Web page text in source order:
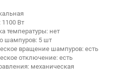
Вт
температуры: нет
шампуров: 5 шт
вращение шампуров: есть
отключение: есть
механическая